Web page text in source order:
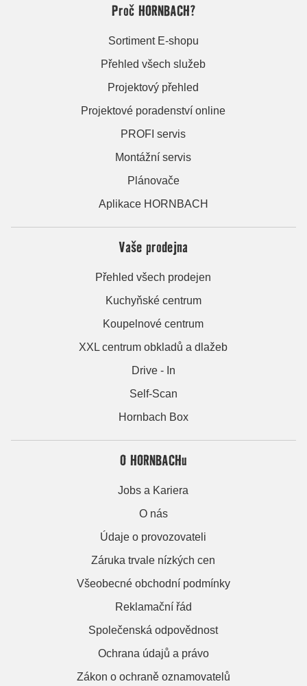
Proč HORNBACH?
Sortiment E-shopu
Přehled všech služeb
Projektový přehled
Projektové poradenství online
PROFI servis
Montážní servis
Plánovače
Aplikace HORNBACH
Vaše prodejna
Přehled všech prodejen
Kuchyňské centrum
Koupelnové centrum
XXL centrum obkladů a dlažeb
Drive - In
Self-Scan
Hornbach Box
O HORNBACHu
Jobs a Kariera
O nás
Údaje o provozovateli
Záruka trvale nízkých cen
Všeobecné obchodní podmínky
Reklamační řád
Společenská odpovědnost
Ochrana údajů a právo
Zákon o ochraně oznamovatelů